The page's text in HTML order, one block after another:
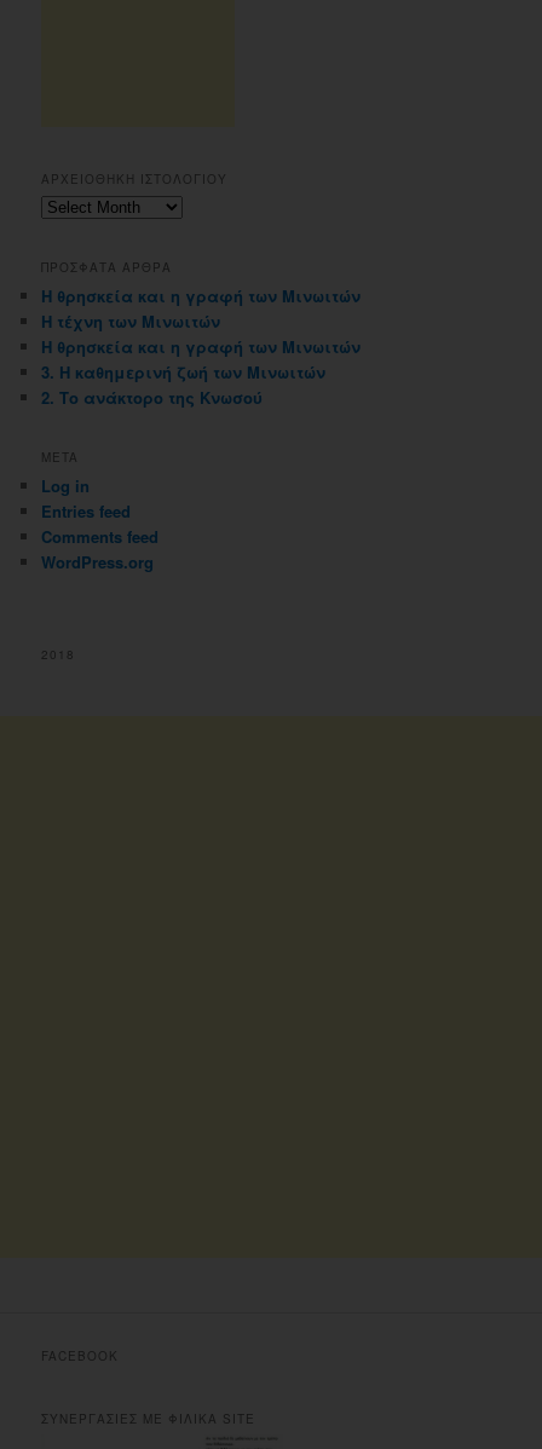
ΑΡΧΕΙΟΘΗΚΗ ΙΣΤΟΛΟΓΙΟΥ
Αρχειοθηκη
ΠΡΟΣΦΑΤΑ ΑΡΘΡΑ
Η θρησκεία και η γραφή των Μινωιτών
Η τέχνη των Μινωιτών
Η θρησκεία και η γραφή των Μινωιτών
3. Η καθημερινή ζωή των Μινωιτών
2. Το ανάκτορο της Κνωσού
META
Log in
Entries feed
Comments feed
WordPress.org
2018
FACEBOOK
ΣΥΝΕΡΓΑΣΙΕΣ ΜΕ ΦΙΛΙΚΑ SITE